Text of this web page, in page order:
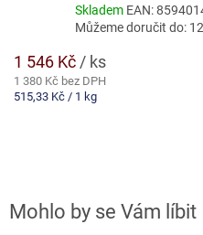
Skladem EAN:
Můžeme doručit do:
1 546 Kč / ks
1 380 Kč bez DPH
Měrná
515,33 Kč / 1 kg